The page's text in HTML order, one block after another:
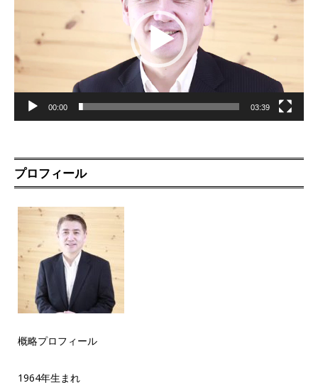
ヤ
00:00 03:39
プロフィール
概略プロフィール
1964年生まれ